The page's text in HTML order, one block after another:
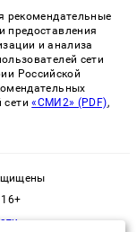
рекомендательные
предоставления
и анализа
сети
Российской
сети«СМИ2» (PDF),